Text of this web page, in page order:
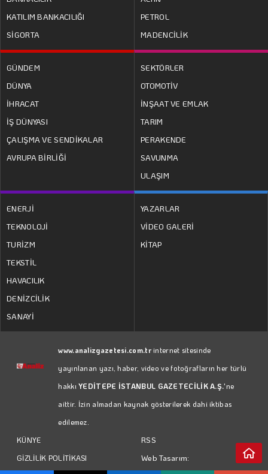
KATILIM BANKACILIĞI
SİGORTA
PETROL
MADENCİLİK
GÜNDEM
DÜNYA
İHRACAT
İŞ DÜNYASI
ÇALIŞMA VE SENDİKALAR
AVRUPA BİRLİĞİ
SEKTÖRLER
OTOMOTİV
İNŞAAT VE EMLAK
TARIM
PERAKENDE
SAVUNMA
ULAŞIM
ENERJİ
TEKNOLOJİ
TURİZM
TEKSTİL
HAVACILIK
DENİZCİLİK
SANAYİ
YAZARLAR
VİDEO GALERİ
KİTAP
www.analizgazetesi.com.trinternet sitesinde
yayınlanan yazı, haber, video ve fotoğrafların her türlü
hakkıYEDİTEPE İSTANBUL GAZETECİLİK A.Ş.'ne
aittir. İzin almadan kaynak gösterilerek dahi iktibas
edilemez.
KÜNYE
GİZLİLİK POLİTİKASI
RSS
Web Tasarım: